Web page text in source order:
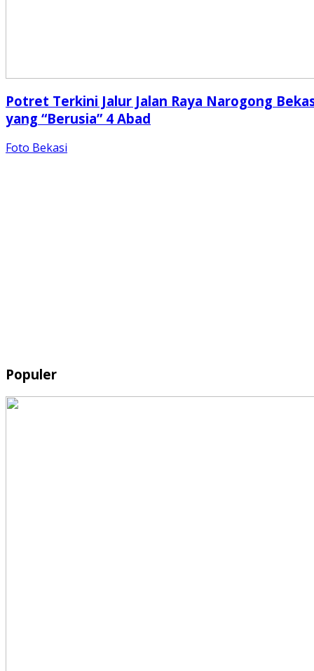
Potret Terkini Jalur Jalan Raya Narogong
yang “Berusia” 4 Abad
Foto Bekasi
Populer